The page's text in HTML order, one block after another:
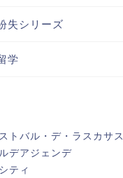
失シリーズ
学
トバル・デ・ラスカサス
デアジェンデ
ティ